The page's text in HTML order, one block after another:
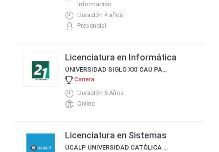
Información
Duración 4 años
Presencial
Licenciatura en Informática
UNIVERSIDAD SIGLO XXI CAU PALERMO
Carrera
Duración 5 Años
Online
Licenciatura en Sistemas
UCALP UNIVERSIDAD CATÓLICA DE LA PLATA